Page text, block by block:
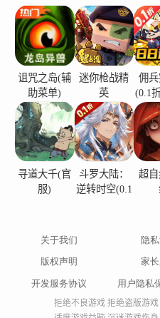
诅咒之岛(辅
助菜单)
迷你枪战精
英
佣
(0.1
寻道大千(官
服)
斗罗大陆：
逆转时空(0.1
超
关于我们 隐
版权声明
家
开发服务协议
用户隐私
拒绝不良游戏 拒绝盗版游